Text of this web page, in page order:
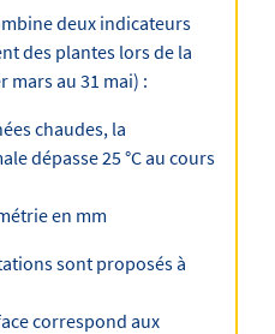
deux indicateurs
des plantes lors de la
mars au 31 mai) :
chaudes, la
dépasse 25 °C au cours
en mm
sont proposés à
correspond aux